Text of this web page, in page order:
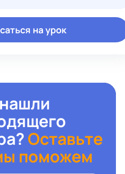
на урок
Оставьте
поможем